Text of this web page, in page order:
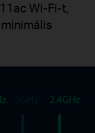
Wi-Fi-t,